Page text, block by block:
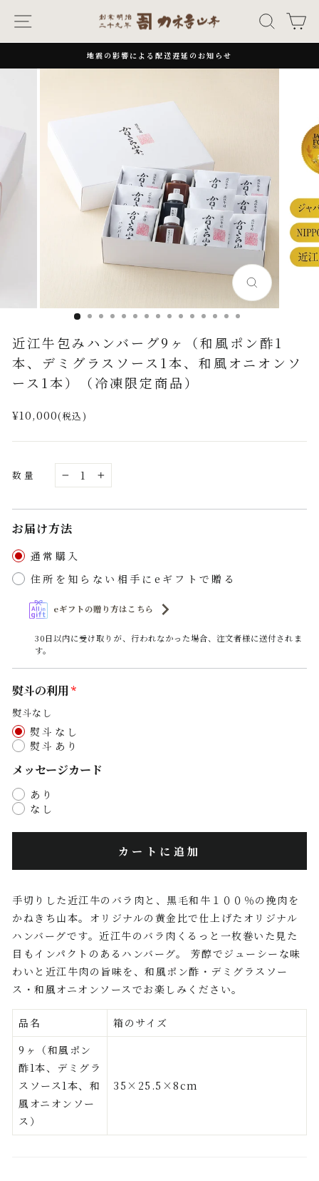
ナビゲーション キーワ
一
停
地震の影響による配送遅延のお知らせ
閉
じ
近江牛包みハンバーグ9ヶ（和風ポン酢1
本、デミグラスソース1本、和風オニオンソ
ース1本）（冷凍限定商品）
通
価
¥10,000(税込)
数量
+
お届け方法
通常購入
住所を知らない相手にeギフトで贈る
eギフトの贈り方はこちら
30日以内に受け取りが、行われなかった場合、注文者様に送付されま
す。
熨斗の利用
熨斗なし
熨斗なし
熨斗あり
メッセージカード
あり
なし
カートに追加
手切りした近江牛のバラ肉と、黒毛和牛１００％の挽肉を
かねきち山本。オリジナルの黄金比で仕上げたオリジナル
ハンバーグです。近江牛のバラ肉くるっと一枚巻いた見た
目もインパクトのあるハンバーグ。 芳醇でジューシーな味
わいと近江牛肉の旨味を、和風ポン酢・デミグラスソー
ス・和風オニオンソースでお楽しみください。
品名
箱のサイズ
9ヶ（和風ポン
酢1本、デミグラ
スソース1本、和
風オニオンソー
ス）
35×25.5×8cm